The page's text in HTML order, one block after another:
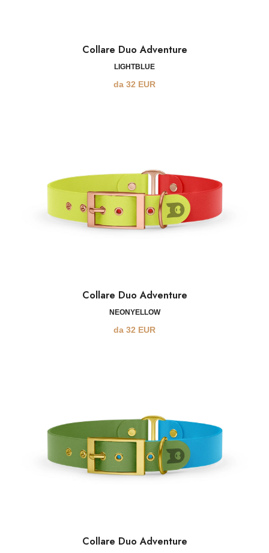
Collare Duo Adventure
LIGHTBLUE
da 32 EUR
Collare Duo Adventure
NEONYELLOW
da 32 EUR
Collare Duo Adventure